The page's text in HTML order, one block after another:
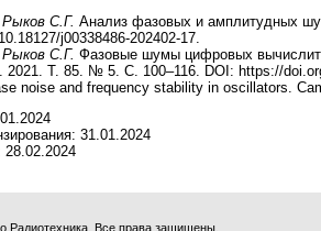
С.Г. Анализ фазовых и амплитудных
j00338486-202402-17.
С.Г. Фазовые шумы цифровых
2021. Т. 85. № 5. С. 100–116. DOI: https://
noise and frequency stability in oscillators.
31.01.2024
28.02.2024
Радиотехника. Все права защищены.